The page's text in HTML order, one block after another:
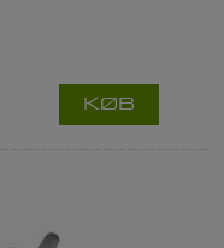
KØB